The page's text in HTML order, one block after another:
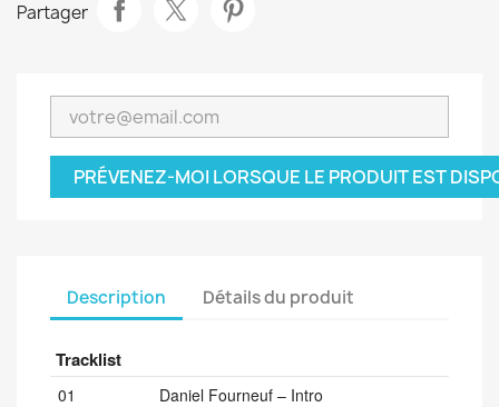
Partager
PRÉVENEZ-MOI LORSQUE LE PRODUIT EST
Description Détails du produit
Tracklist
Position ArtistsTitle/CreditsDuration
01 –
Daniel Fourneuf
Intro